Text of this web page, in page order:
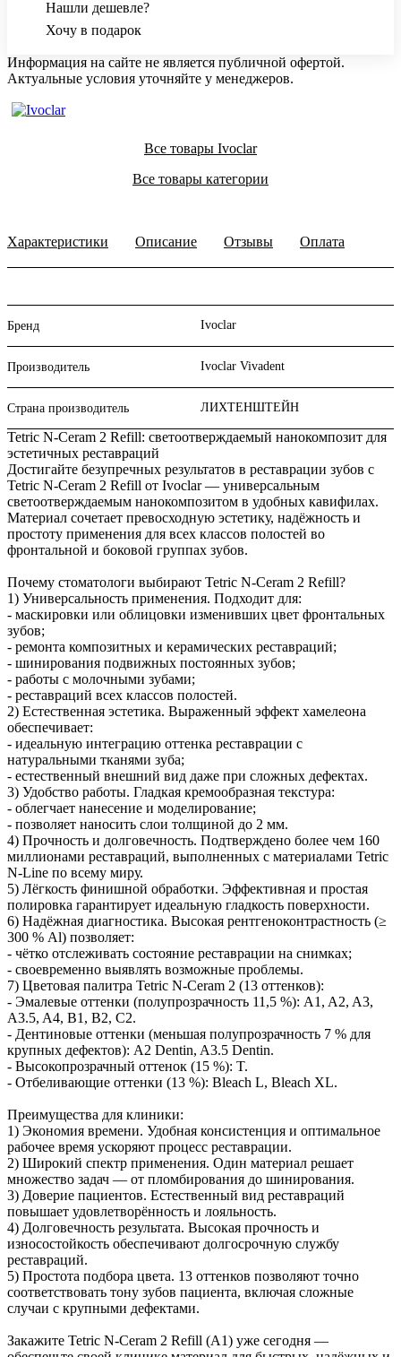
Нашли дешевле?
Хочу в подарок
Информация на сайте не является публичной офертой.
Актуальные условия уточняйте у менеджеров.
Все товары Ivoclar
Все товары категории
Характеристики Описание Отзывы Оплата
Бренд Ivoclar
Производитель Ivoclar Vivadent
Страна производитель ЛИХТЕНШТЕЙН
Tetric N‑Ceram 2 Refill: светоотверждаемый нанокомпозит для
эстетичных реставраций
Достигайте безупречных результатов в реставрации зубов с
Tetric N‑Ceram 2 Refill от Ivoclar — универсальным
светоотверждаемым нанокомпозитом в удобных кавифилах.
Материал сочетает превосходную эстетику, надёжность и
простоту применения для всех классов полостей во
фронтальной и боковой группах зубов.
Почему стоматологи выбирают Tetric N‑Ceram 2 Refill?
1) Универсальность применения. Подходит для:
- маскировки или облицовки изменивших цвет фронтальных
зубов;
- ремонта композитных и керамических реставраций;
- шинирования подвижных постоянных зубов;
- работы с молочными зубами;
- реставраций всех классов полостей.
2) Естественная эстетика. Выраженный эффект хамелеона
обеспечивает:
- идеальную интеграцию оттенка реставрации с
натуральными тканями зуба;
- естественный внешний вид даже при сложных дефектах.
3) Удобство работы. Гладкая кремообразная текстура:
- облегчает нанесение и моделирование;
- позволяет наносить слои толщиной до 2 мм.
4) Прочность и долговечность. Подтверждено более чем 160
миллионами реставраций, выполненных с материалами Tetric
N‑Line по всему миру.
5) Лёгкость финишной обработки. Эффективная и простая
полировка гарантирует идеальную гладкость поверхности.
6) Надёжная диагностика. Высокая рентгеноконтрастность (≥
300 % Al) позволяет:
- чётко отслеживать состояние реставрации на снимках;
- своевременно выявлять возможные проблемы.
7) Цветовая палитра Tetric N‑Ceram 2 (13 оттенков):
- Эмалевые оттенки (полупрозрачность 11,5 %): A1, A2, A3,
A3.5, A4, B1, B2, C2.
- Дентиновые оттенки (меньшая полупрозрачность 7 % для
крупных дефектов): A2 Dentin, A3.5 Dentin.
- Высокопрозрачный оттенок (15 %): T.
- Отбеливающие оттенки (13 %): Bleach L, Bleach XL.
Преимущества для клиники:
1) Экономия времени. Удобная консистенция и оптимальное
рабочее время ускоряют процесс реставрации.
2) Широкий спектр применения. Один материал решает
множество задач — от пломбирования до шинирования.
3) Доверие пациентов. Естественный вид реставраций
повышает удовлетворённость и лояльность.
4) Долговечность результата. Высокая прочность и
износостойкость обеспечивают долгосрочную службу
реставраций.
5) Простота подбора цвета. 13 оттенков позволяют точно
соответствовать тону зубов пациента, включая сложные
случаи с крупными дефектами.
Закажите Tetric N‑Ceram 2 Refill (A1) уже сегодня —